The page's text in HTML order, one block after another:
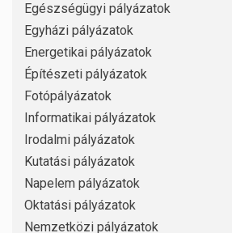
Egészségügyi pályázatok
Egyházi pályázatok
Energetikai pályázatok
Építészeti pályázatok
Fotópályázatok
Informatikai pályázatok
Irodalmi pályázatok
Kutatási pályázatok
Napelem pályázatok
Oktatási pályázatok
Nemzetközi pályázatok